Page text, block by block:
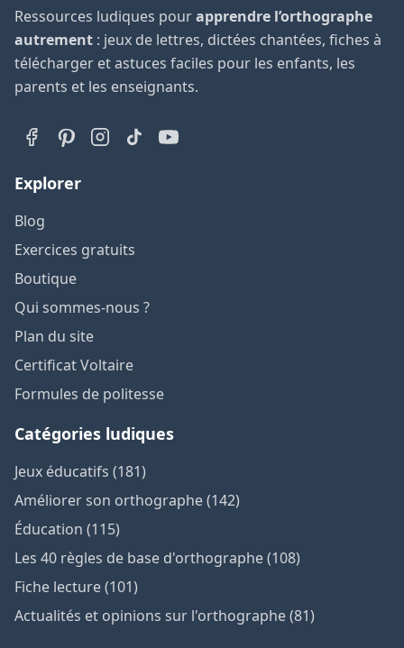
Ressources ludiques pourapprendre l’orthographe
autrement : jeux de lettres, dictées chantées, fiches à
télécharger et astuces faciles pour les enfants, les
parents et les enseignants.
Explorer
Blog
Exercices gratuits
Boutique
Qui sommes-nous ?
Plan du site
Certificat Voltaire
Formules de politesse
Catégories ludiques
Jeux éducatifs (181)
Améliorer son orthographe (142)
Éducation (115)
Les 40 règles de base d'orthographe (108)
Fiche lecture (101)
Actualités et opinions sur l'orthographe (81)